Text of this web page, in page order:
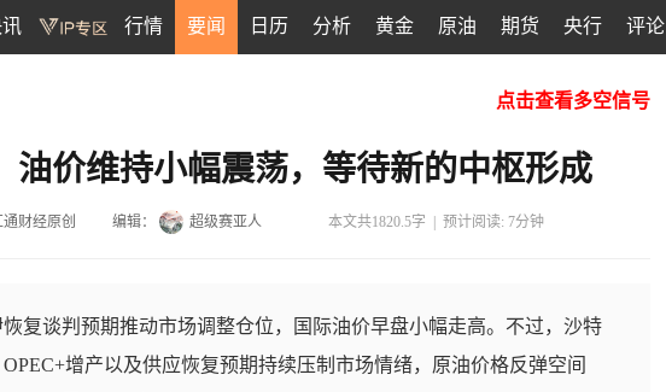
讯 行情 要闻 日历 分析 黄金 原油 期货 央行 评论
点击查看多空信号
油价维持小幅震荡，等待新的中枢形成
财经原创 编辑： 超级赛亚人 本文共1820.5字 |预计阅读: 7分钟
恢复谈判预期推动市场调整仓位，国际油价早盘小幅走高。不过，沙特
增产以及供应恢复预期持续压制市场情绪，原油价格反弹空间